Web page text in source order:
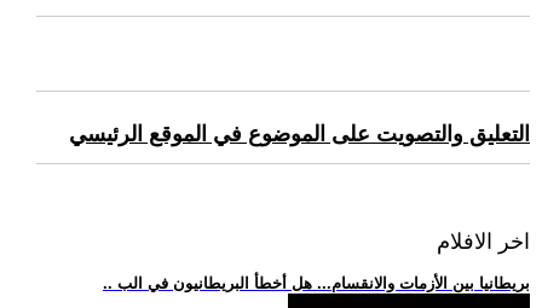
التعليق والتصويت على الموضوع في الموقع الرئيسي
اخر الافلام
.. بريطانيا بين الأزمات والانقسام... هل أخطأ البريطانيون في الب